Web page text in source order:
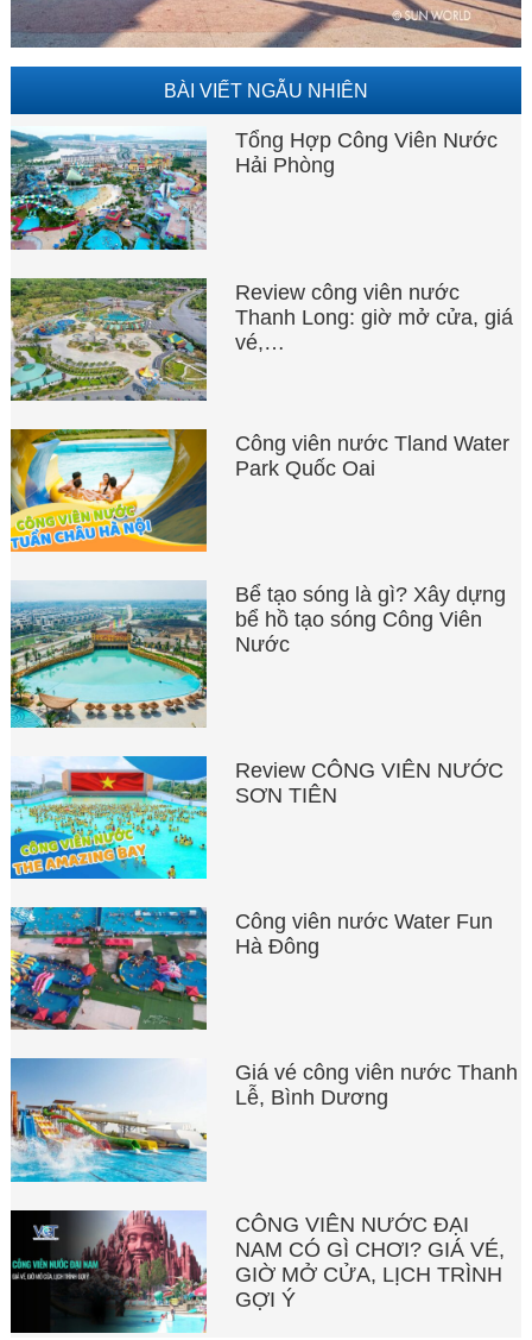
BÀI VIẾT NGẪU NHIÊN
Tổng Hợp Công Viên Nước
Hải Phòng
Review công viên nước
Thanh Long: giờ mở cửa, giá
vé,…
Công viên nước Tland Water
Park Quốc Oai
Bể tạo sóng là gì? Xây dựng
bể hồ tạo sóng Công Viên
Nước
Review CÔNG VIÊN NƯỚC
SƠN TIÊN
Công viên nước Water Fun
Hà Đông
Giá vé công viên nước Thanh
Lễ, Bình Dương
CÔNG VIÊN NƯỚC ĐẠI
NAM CÓ GÌ CHƠI? GIÁ VÉ,
GIỜ MỞ CỬA, LỊCH TRÌNH
GỢI Ý